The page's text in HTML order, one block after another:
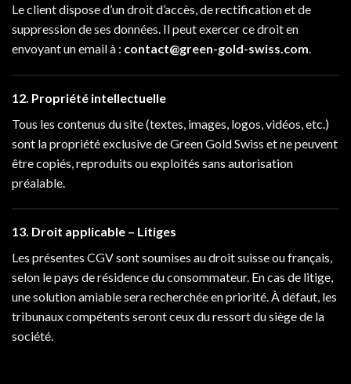
Le client dispose d’un droit d’accès, de rectification et de
suppression de ses données. Il peut exercer ce droit en
envoyant un email à : contact@green-gold-swiss.com
12. Propriété intellectuelle
Tous les contenus du site (textes, images, logos, vidéos, etc.)
sont la propriété exclusive de Green Gold Swiss et ne peuvent
être copiés, reproduits ou exploités sans autorisation
préalable.
13. Droit applicable – Litiges
Les présentes CGV sont soumises au droit suisse ou français,
selon le pays de résidence du consommateur. En cas de litige,
une solution amiable sera recherchée en priorité. À défaut, les
tribunaux compétents seront ceux du ressort du siège de la
société.